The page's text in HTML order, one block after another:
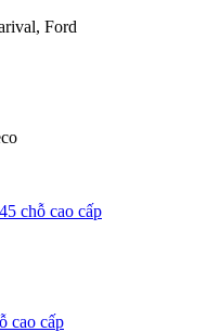
Ford
chỗ cao cấp
cao cấp